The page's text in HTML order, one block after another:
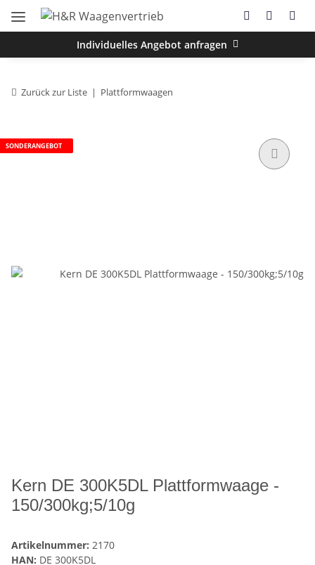
Individuelles Angebot anfragen
Zurück zur Liste Plattformwaagen
SONDERANGEBOT
Kern DE 300K5DL Plattformwaage -
150/300kg;5/10g
Artikelnummer: 2170
HAN: DE 300K5DL